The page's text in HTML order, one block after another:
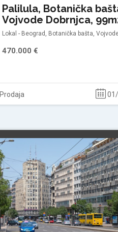
Palilula, Botanička
Vojvode Dobrnjca,
Lokal - Beograd, Botanička bašta,
470.000 €
Prodaja